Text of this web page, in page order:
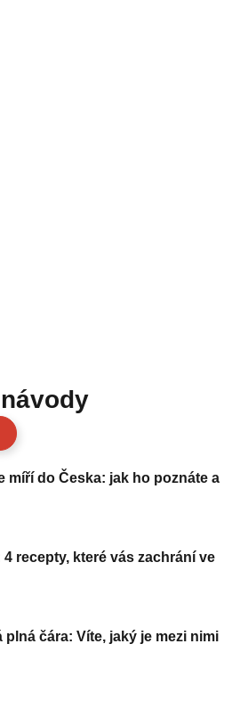
návody
míří do Česka: jak ho poznáte a
recepty, které vás zachrání ve
plná čára: Víte, jaký je mezi nimi